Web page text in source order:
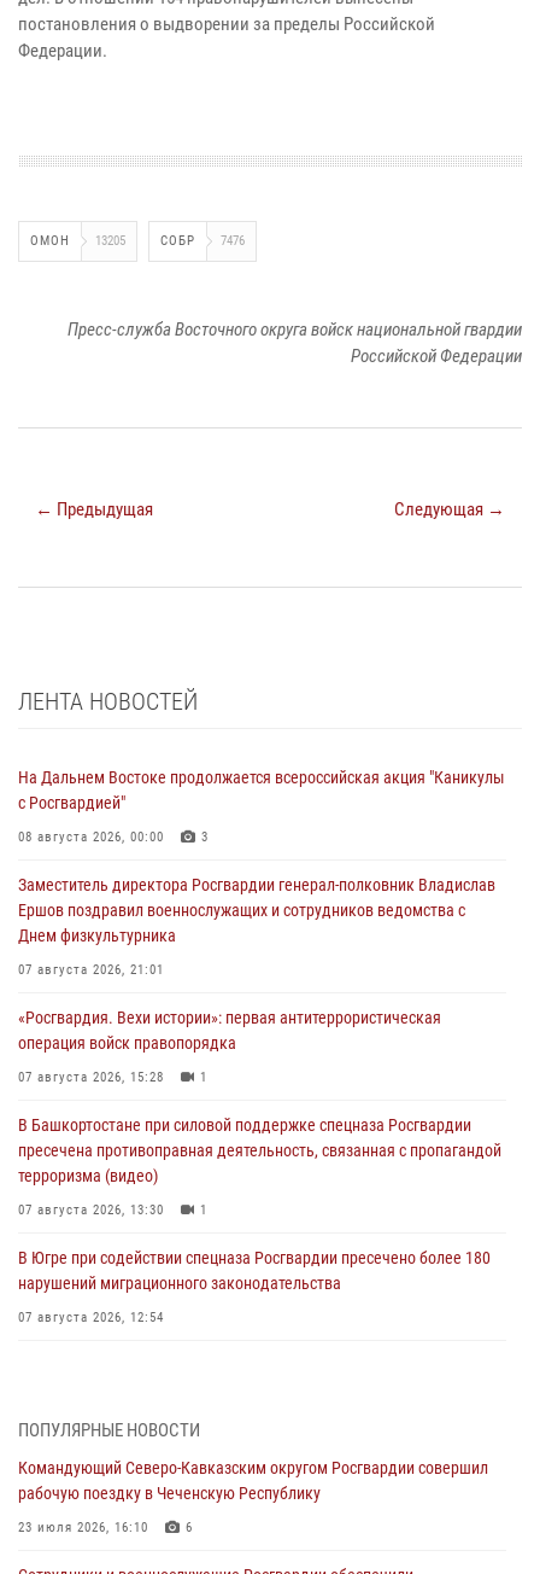
постановления о выдворении за пределы Российской
Федерации.
ОМОН 13205 СОБР 7476
Пресс-служба Восточного округа войск национальной гвардии
Российской Федерации
← Предыдущая Следующая →
ЛЕНТА НОВОСТЕЙ
На Дальнем Востоке продолжается всероссийская акция "Каникулы
с Росгвардией"
08 августа 2026, 00:00 3
Заместитель директора Росгвардии генерал-полковник Владислав
Ершов поздравил военнослужащих и сотрудников ведомства с
Днем физкультурника
07 августа 2026, 21:01
«Росгвардия. Вехи истории»: первая антитеррористическая
операция войск правопорядка
07 августа 2026, 15:28 1
В Башкортостане при силовой поддержке спецназа Росгвардии
пресечена противоправная деятельность, связанная с пропагандой
терроризма (видео)
07 августа 2026, 13:30 1
В Югре при содействии спецназа Росгвардии пресечено более 180
нарушений миграционного законодательства
07 августа 2026, 12:54
Росгвардии (видео)
07 августа 2026, 12:20
ПОПУЛЯРНЫЕ НОВОСТИ
Командующий Северо-Кавказским округом Росгвардии совершил
рабочую поездку в Чеченскую Республику
23 июля 2026, 16:10 6